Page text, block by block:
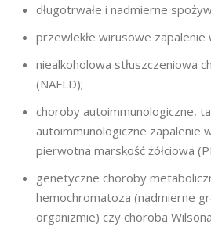
długotrwałe i nadmierne
przewlekłe wirusowe zapalenie
niealkoholowa stłuszczeniowa
(NAFLD);
choroby autoimmunologiczne,
autoimmunologiczne zapalenie
pierwotna marskość żółciowa
genetyczne choroby
hemochromatoza (nadmierne
organizmie) czy choroba